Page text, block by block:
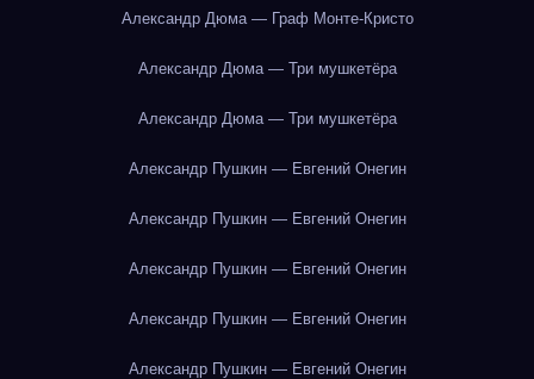
Александр Дюма — Граф Монте-Кристо
Александр Дюма — Три мушкетёра
Александр Дюма — Три мушкетёра
Александр Пушкин — Евгений Онегин
Александр Пушкин — Евгений Онегин
Александр Пушкин — Евгений Онегин
Александр Пушкин — Евгений Онегин
Александр Пушкин — Евгений Онегин